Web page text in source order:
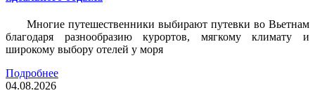
Многие путешественники выбирают путевки во Вьетнам
благодаря разнообразию курортов, мягкому климату и
широкому выбору отелей у моря
Подробнее
04.08.2026